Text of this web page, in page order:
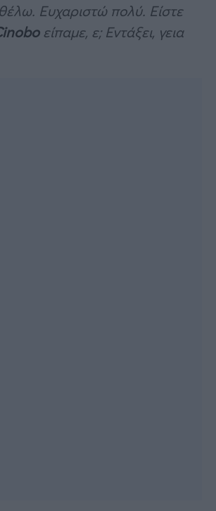
Ευχαριστώ πολύ. Είστε
είπαμε, ε; Εντάξει, γεια